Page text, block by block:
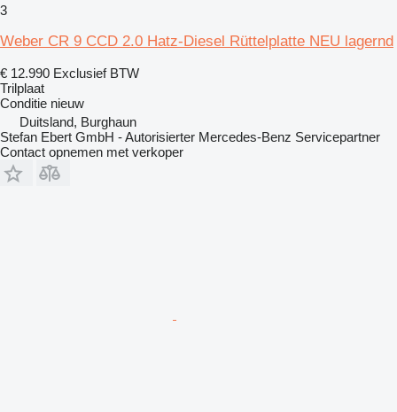
3
Weber CR 9 CCD 2.0 Hatz-Diesel Rüttelplatte NEU lagernd
€ 12.990 Exclusief BTW
Trilplaat
Conditie nieuw
Duitsland, Burghaun
Stefan Ebert GmbH - Autorisierter Mercedes-Benz Servicepartner
Contact opnemen met verkoper